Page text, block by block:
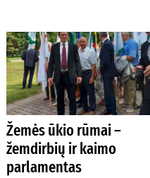
Žemės ūkio rūmai –
žemdirbių ir kaimo
parlamentas